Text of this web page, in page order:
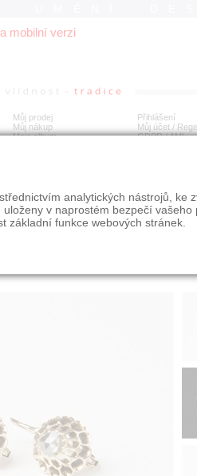
mobilní verzi
Můj prodej
Můj nákup
Moje album
Přihlášení
Můj účet /
GDPR/AML
analytických nástrojů,
v naprostém bezpečí
základní funkce webových stránek.